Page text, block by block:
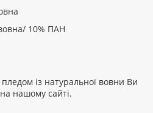
10% ПАН
із натуральної вовни Ви
на нашому сайті.